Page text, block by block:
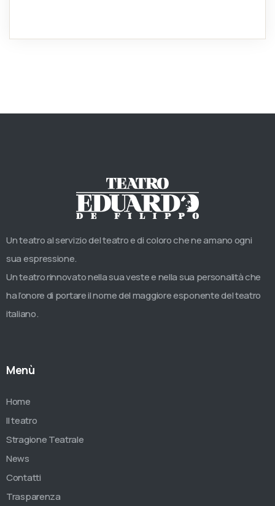
Un teatro al servizio del teatro e di coloro che ne amano ogni
sua espressione.
Un teatro rinnovato nella sua veste e nella sua personalità che
ha l’onore di portare il nome del maggiore esponente del teatro
italiano.
Menù
Home
Il teatro
Stragione Teatrale
News
Contatti
Trasparenza